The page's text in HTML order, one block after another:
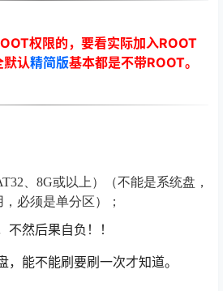
权限的，要看实际加入ROOT
认精简版基本都是不带ROOT。
、8G或以上）（不能是系统盘，
必须是单分区）；
然后果自负！！
，能不能刷要刷一次才知道。